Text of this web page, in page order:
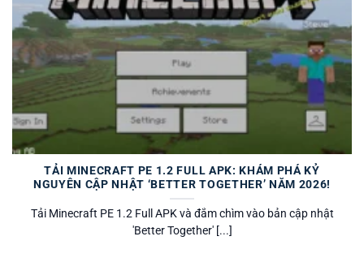
TẢI MINECRAFT PE 1.2 FULL APK: KHÁM PHÁ KỶ
NGUYÊN CẬP NHẬT ‘BETTER TOGETHER’ NĂM 2026!
Tải Minecraft PE 1.2 Full APK và đắm chìm vào bản cập nhật
'Better Together' [...]